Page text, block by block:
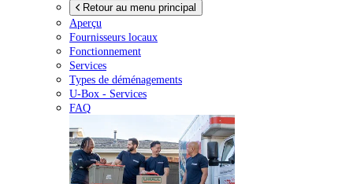
Retour au menu principal
Aperçu
Fournisseurs locaux
Fonctionnement
Services
Types de déménagements
U-Box - Services
FAQ